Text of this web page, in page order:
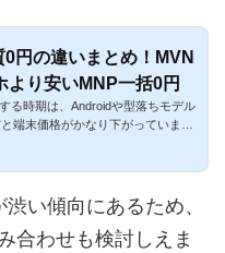
円の違いまとめ！MVN
より安いMNP一括0円
る時期は、Androidや型落ちモデル
端末価格がかなり下がっていま
い傾向にあるため、
合わせも検討しえま